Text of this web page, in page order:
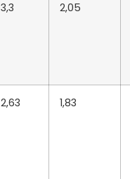
3,3 2,05
2,63 1,83